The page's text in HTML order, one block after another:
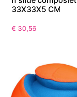
33X33X5 CM
€ 30,56